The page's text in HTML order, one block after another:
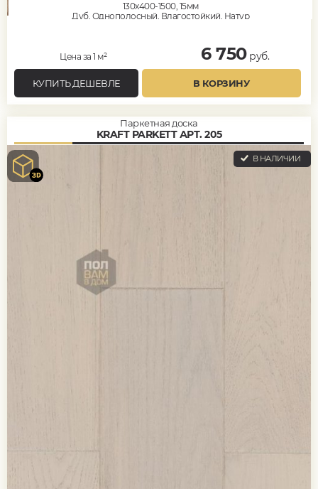
130x400-1500, 15мм
Дуб, Однополосный, Влагостойкий, Натур
Цена за 1 м² 6 750руб.
КУПИТЬ ДЕШЕВЛЕ В КОРЗИНУ
Паркетная доска
KRAFT PARKETT АРТ. 205
В НАЛИЧИИ